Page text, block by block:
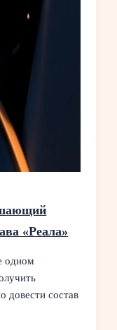
«Реала»
одном
довести состав